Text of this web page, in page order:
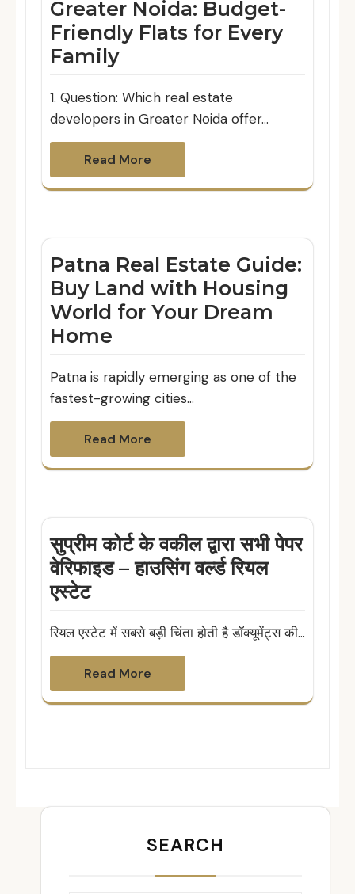
Greater Noida: Budget-
Friendly Flats for Every
Family
1. Question: Which real estate
developers in Greater Noida offer…
Read More
Patna Real Estate Guide:
Buy Land with Housing
World for Your Dream
Home
Patna is rapidly emerging as one of the
fastest-growing cities…
Read More
सुप्रीम कोर्ट के वकील द्वारा सभी पेपर
वेरिफाइड – हाउसिंग वर्ल्ड रियल
एस्टेट
रियल एस्टेट में सबसे बड़ी चिंता होती है डॉक्यूमेंट्स की…
Read More
SEARCH